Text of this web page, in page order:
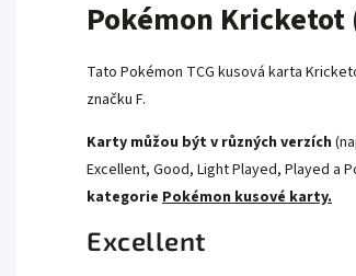
Pokémon Kricketot
Tato Pokémon TCG kusová karta
značku F.
Karty můžou být v různých verzích
Excellent, Good, Light Played, Played a
kategorie Pokémon kusové karty.
Excellent